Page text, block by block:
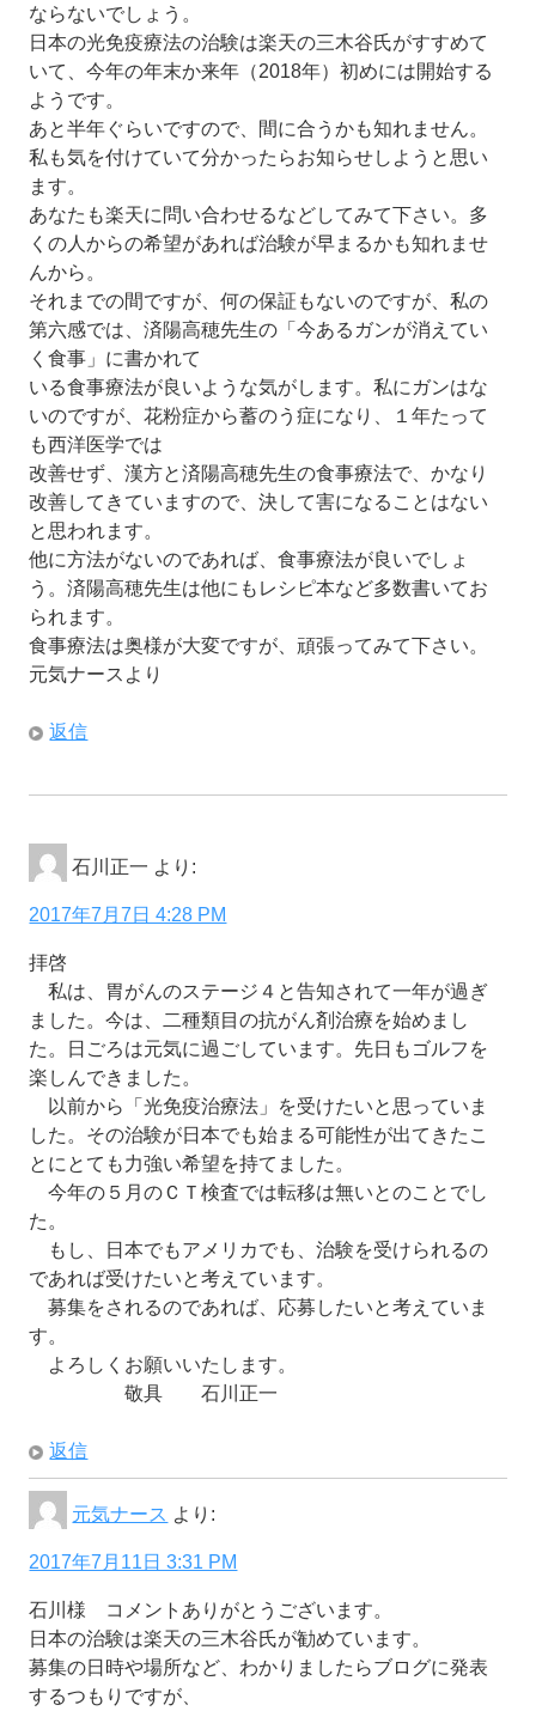
ならないでしょう。
日本の光免疫療法の治験は楽天の三木谷氏がすすめて
いて、今年の年末か来年（2018年）初めには開始する
ようです。
あと半年ぐらいですので、間に合うかも知れません。
私も気を付けていて分かったらお知らせしようと思い
ます。
あなたも楽天に問い合わせるなどしてみて下さい。多
くの人からの希望があれば治験が早まるかも知れませ
んから。
それまでの間ですが、何の保証もないのですが、私の
第六感では、済陽高穂先生の「今あるガンが消えてい
く食事」に書かれて
いる食事療法が良いような気がします。私にガンはな
いのですが、花粉症から蓄のう症になり、１年たって
も西洋医学では
改善せず、漢方と済陽高穂先生の食事療法で、かなり
改善してきていますので、決して害になることはない
と思われます。
他に方法がないのであれば、食事療法が良いでしょ
う。済陽高穂先生は他にもレシピ本など多数書いてお
られます。
食事療法は奥様が大変ですが、頑張ってみて下さい。
元気ナースより
返信
石川正一 より:
2017年7月7日 4:28 PM
拝啓
私は、胃がんのステージ４と告知されて一年が過ぎ
ました。今は、二種類目の抗がん剤治療を始めまし
た。日ごろは元気に過ごしています。先日もゴルフを
楽しんできました。
以前から「光免疫治療法」を受けたいと思っていま
した。その治験が日本でも始まる可能性が出てきたこ
とにとても力強い希望を持てました。
今年の５月のＣＴ検査では転移は無いとのことでし
た。
もし、日本でもアメリカでも、治験を受けられるの
であれば受けたいと考えています。
募集をされるのであれば、応募したいと考えていま
す。
よろしくお願いいたします。
敬具 石川正一
返信
元気ナース より:
2017年7月11日 3:31 PM
石川様 コメントありがとうございます。
日本の治験は楽天の三木谷氏が勧めています。
募集の日時や場所など、わかりましたらブログに発表
するつもりですが、